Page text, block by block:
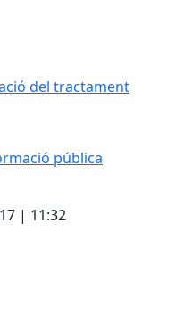
del tractament
pública
| 11:32